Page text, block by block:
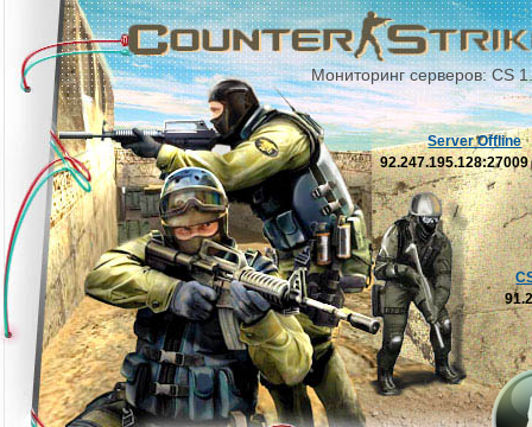
Мониторинг серверов: CS
Server Offline
92.247.195.128:27009